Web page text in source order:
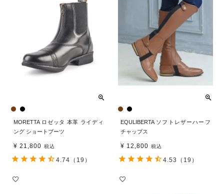
MORETTA ロゼッタ 本革 ライディ
ング ショートブーツ
¥ 21,800 税込
4.74 （19）
EQULIBERTA ソフトレザーハーフ
チャップス
¥ 12,800 税込
4.53 （19）